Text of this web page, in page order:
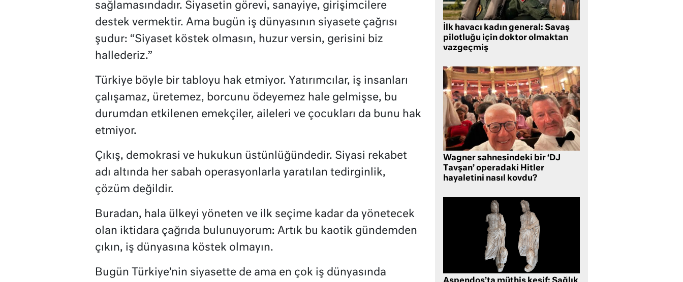
sağlamasındadır. Siyasetin görevi, sanayiye, girişimcilere
destek vermektir. Ama bugün iş dünyasının siyasete çağrısı
şudur: “Siyaset köstek olmasın, huzur versin, gerisini biz
hallederiz.”
Türkiye böyle bir tabloyu hak etmiyor. Yatırımcılar, iş insanları
çalışamaz, üretemez, borcunu ödeyemez hale gelmişse, bu
durumdan etkilenen emekçiler, aileleri ve çocukları da bunu hak
etmiyor.
Çıkış, demokrasi ve hukukun üstünlüğündedir. Siyasi rekabet
adı altında her sabah operasyonlarla yaratılan tedirginlik,
çözüm değildir.
Buradan, hala ülkeyi yöneten ve ilk seçime kadar da yönetecek
olan iktidara çağrıda bulunuyorum: Artık bu kaotik gündemden
çıkın, iş dünyasına köstek olmayın.
Bugün Türkiye’nin siyasette de ama en çok iş dünyasında
İlk havacı kadın general: Savaş
pilotluğu için doktor olmaktan
vazgeçmiş
Wagner sahnesindeki bir ‘DJ
Tavşan’ operadaki Hitler
hayaletini nasıl kovdu?